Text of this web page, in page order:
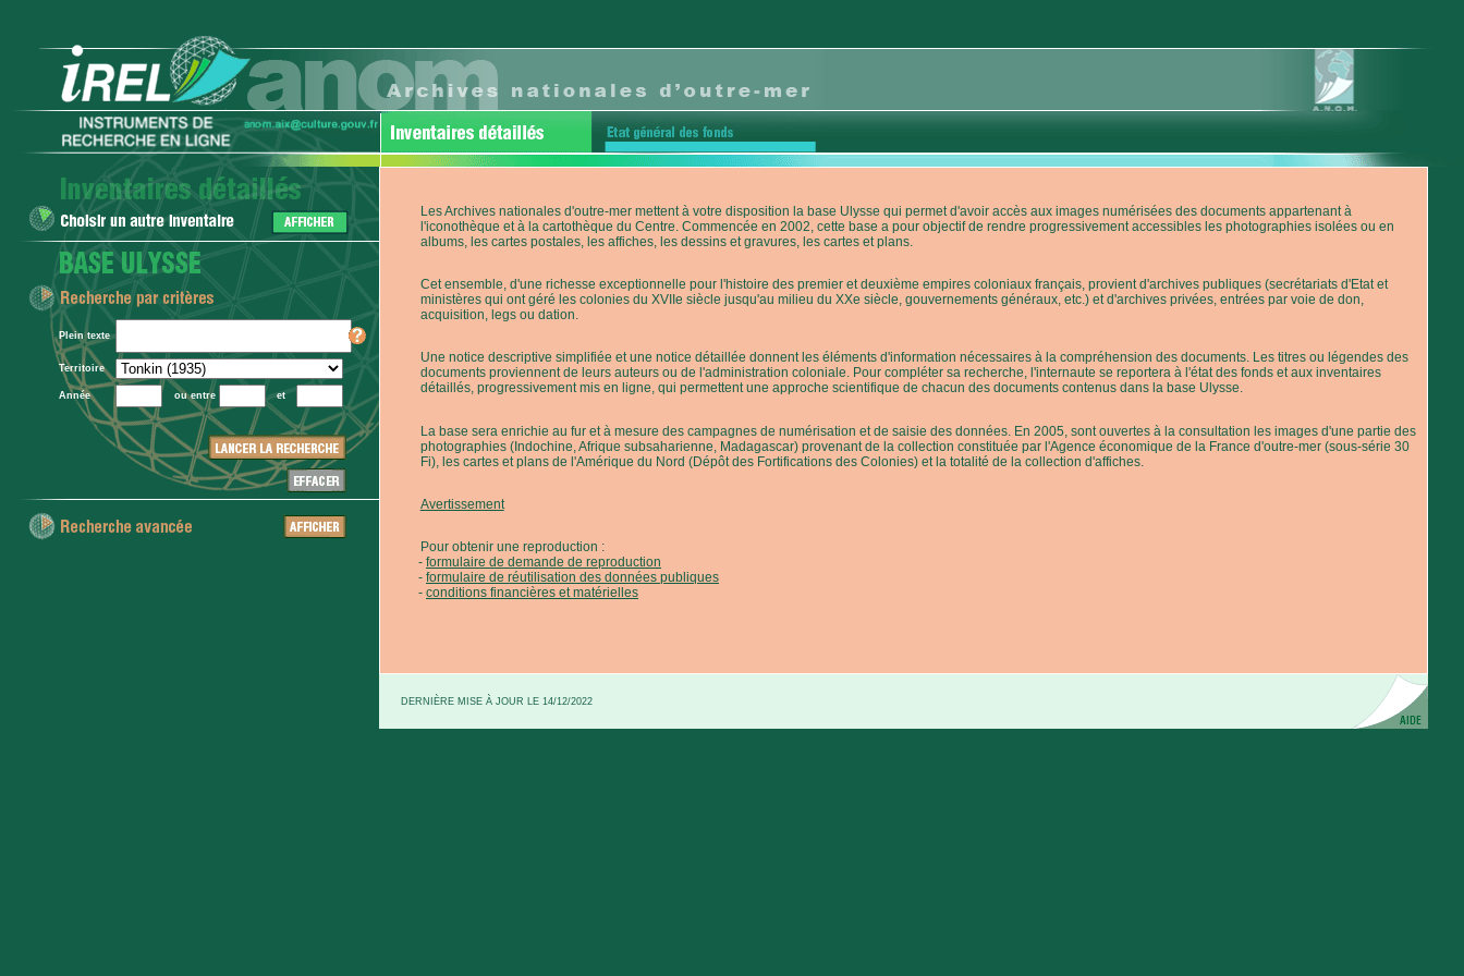
Plein texte
Territoire
Année ou entre et
Les Archives nationales d'outre-mer mettent à votre disposition la base Ulysse qui permet d'avoir accès aux images numérisées des documents appartenant à
l'iconothèque et à la cartothèque du Centre. Commencée en 2002, cette base a pour objectif de rendre progressivement accessibles les photographies isolées ou en
albums, les cartes postales, les affiches, les dessins et gravures, les cartes et plans.
Cet ensemble, d'une richesse exceptionnelle pour l'histoire des premier et deuxième empires coloniaux français, provient d'archives publiques (secrétariats d'Etat et
ministères qui ont géré les colonies du XVIIe siècle jusqu'au milieu du XXe siècle, gouvernements généraux, etc.) et d'archives privées, entrées par voie de don,
acquisition, legs ou dation.
Une notice descriptive simplifiée et une notice détaillée donnent les éléments d'information nécessaires à la compréhension des documents. Les titres ou légendes des
documents proviennent de leurs auteurs ou de l'administration coloniale. Pour compléter sa recherche, l'internaute se reportera à l'état des fonds et aux inventaires
détaillés, progressivement mis en ligne, qui permettent une approche scientifique de chacun des documents contenus dans la base Ulysse.
La base sera enrichie au fur et à mesure des campagnes de numérisation et de saisie des données. En 2005, sont ouvertes à la consultation les images d'une partie des
photographies (Indochine, Afrique subsaharienne, Madagascar) provenant de la collection constituée par l'Agence économique de la France d'outre-mer (sous-série 30
Fi), les cartes et plans de l'Amérique du Nord (Dépôt des Fortifications des Colonies) et la totalité de la collection d'affiches.
Avertissement
Pour obtenir une reproduction :
formulaire de demande de reproduction
formulaire de réutilisation des données publiques
conditions financières et matérielles
DERNIÈRE MISE À JOUR LE 14/12/2022